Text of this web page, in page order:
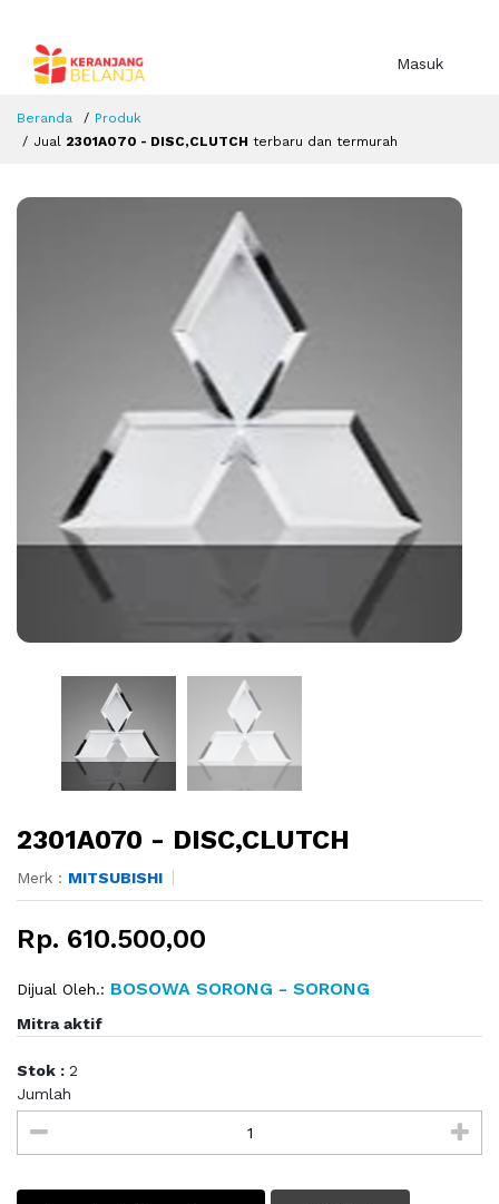
Masuk
Beranda
Produk
Jual 2301A070 - DISC,CLUTCH terbaru dan termurah
2301A070 - DISC,CLUTCH
Merk : MITSUBISHI
Rp. 610.500,00
Dijual Oleh.: BOSOWA SORONG - SORONG
Mitra aktif
Stok : 2
Jumlah